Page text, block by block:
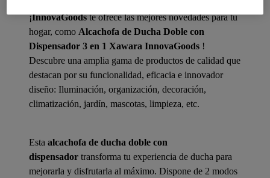
¡InnovaGoodste ofrece las mejores novedades para tu
hogar, como Alcachofa de Ducha Doble con
Dispensador 3 en 1 Xawara InnovaGoods !
Descubre una amplia gama de productos de calidad que
destacan por su funcionalidad, eficacia e innovador
diseño: Iluminación, organización, decoración,
climatización, jardín, mascotas, limpieza, etc.
Esta alcachofa de ducha doble con
dispensador transforma tu experiencia de ducha para
mejorarla y disfrutarla al máximo. Dispone de 2 modos